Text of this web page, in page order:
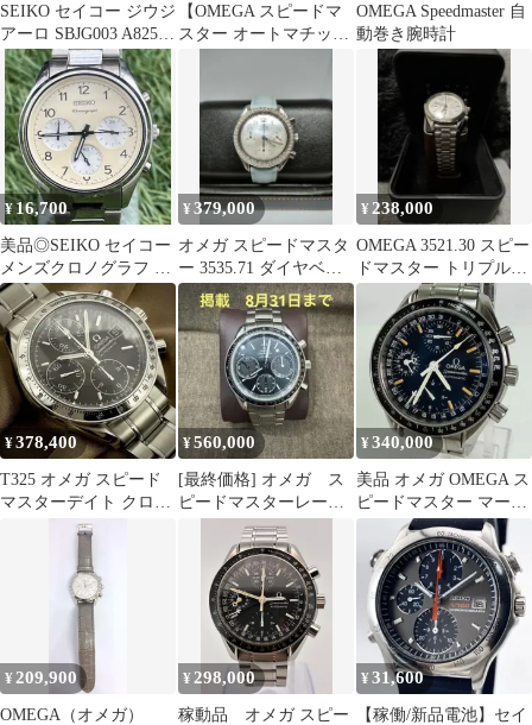
SEIKO セイコー ジウジ
アーロ SBJG003 A825－
00B0 腕時計
【OMEGA スピードマ
スター オートマチック
OMEGA Speedmaster 自
動巻き腕時計
¥16,700
美品◎SEIKO セイコー
メンズクロノグラフ ヴ
ィンテージ時計スピー
ドマスター
¥379,000
オメガ スピードマスタ
ー 3535.71 ダイヤベゼ
ル シェル文字盤
¥ 238,000
OMEGA 3521.30 スピー
ドマスター トリプルカ
レンダー オメガ 腕時計
¥378,400
T325 オメガ スピード
マスターデイト クロノ
グラフ 3513.50 オート
¥560,000
[最終価格] オメガ ス
ピードマスターレーシ
ング 黒文字 極美品
¥340,000
美品 オメガ OMEGA ス
ピードマスター マーク
40コスモス 3520 自動巻
¥ 209,900
OMEGA（オメガ）
¥ 298,000
稼動品 オメガ スピー
¥31,600
【稼働/新品電池】セイ